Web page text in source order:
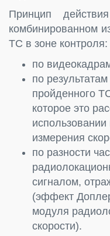
Принцип
комбинированном
ТС в зоне контроля:
по
по
пройденного
которое это
измерения
по разности
сигналом,
(эффект
модуля
скорости).